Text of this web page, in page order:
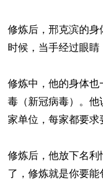
修炼后，邢克滨的
时候，当手经过眼睛
修炼中，他的身体
毒（新冠病毒）。
家单位，每家都要求
修炼后，他放下名利
了，修炼就是你要